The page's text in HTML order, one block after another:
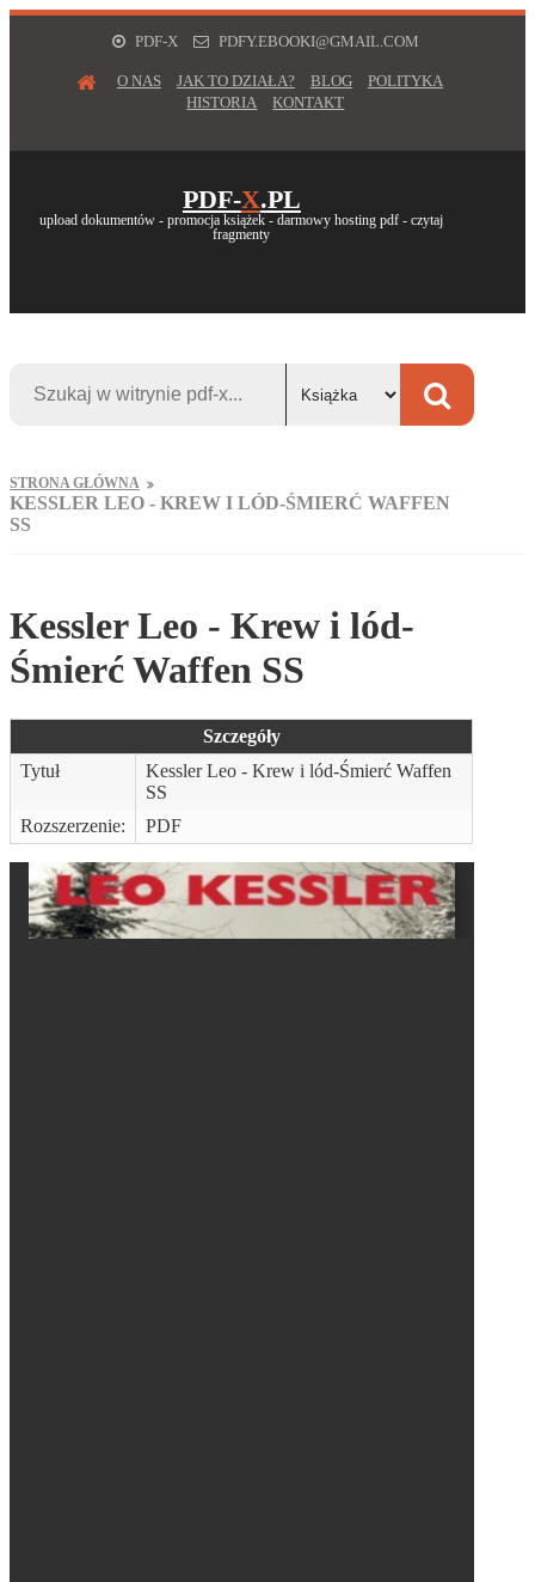
PDF-X PDFY.EBOOKI@GMAIL.COM
O NAS JAK TO DZIAŁA? BLOG
POLITYKA
HISTORIA
KONTAKT
PDF-X.PL
upload dokumentów - promocja książek - darmowy hosting pdf - czytaj
fragmenty
STRONA GŁÓWNA
KESSLER LEO - KREW I LÓD-ŚMIERĆ WAFFEN
SS
Kessler Leo - Krew i lód-
Śmierć Waffen SS
Szczegóły
Tytuł
Kessler Leo - Krew i lód-Śmierć Waffen
SS
Rozszerzenie:
PDF